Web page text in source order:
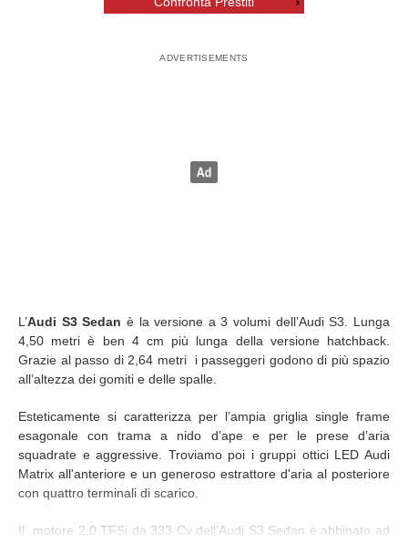
L’Audi S3 Sedan è la versione a 3 volumi dell’Audi S3. Lunga
4,50 metri è ben 4 cm più lunga della versione hatchback.
Grazie al passo di 2,64 metri i passeggeri godono di più spazio
all’altezza dei gomiti e delle spalle.
Esteticamente si caratterizza per l’ampia griglia single frame
esagonale con trama a nido d’ape e per le prese d’aria
squadrate e aggressive. Troviamo poi i gruppi ottici LED Audi
Matrix all'anteriore e un generoso estrattore d'aria al posteriore
con quattro terminali di scarico.
Il motore 2.0 TFSi da 333 Cv dell'Audi S3 Sedan è abbinato ad